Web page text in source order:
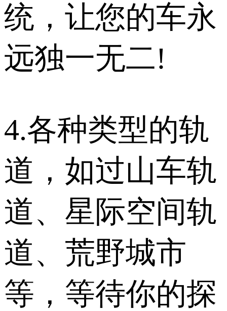
统，让您的车永
远独一无二!
4.各种类型的轨
道，如过山车轨
道、星际空间轨
道、荒野城市
等，等待你的探